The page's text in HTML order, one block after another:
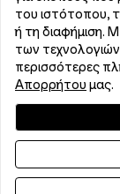
Bundles
Lifestyle
Εγχειρίδια χρήσης
Contact Us
Αντιμετώπιση
Red Cable Club
OnePlus Store App
Πολιτική
Security Response
© 2013 - 2026
του ιστότοπου,
ή τη διαφήμιση.
των τεχνολογιών
περισσότερες
Απορρήτου μας.